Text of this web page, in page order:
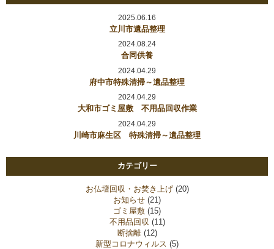
2025.06.16
立川市遺品整理
2024.08.24
合同供養
2024.04.29
府中市特殊清掃～遺品整理
2024.04.29
大和市ゴミ屋敷 不用品回収作業
2024.04.29
川崎市麻生区 特殊清掃～遺品整理
カテゴリー
お仏壇回収・お焚き上げ(20)
お知らせ (21)
ゴミ屋敷 (15)
不用品回収 (11)
断捨離(12)
新型コロナウィルス (5)